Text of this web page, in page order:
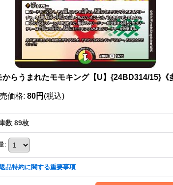
からうまれたモモキング【U】{24BD314/15}《
価格: 80円 (税込)
数 89枚
:
品特約に関する重要事項